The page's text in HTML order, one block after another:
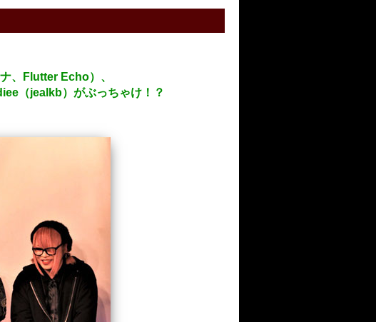
、Flutter Echo）、
（jealkb）がぶっちゃけ！？